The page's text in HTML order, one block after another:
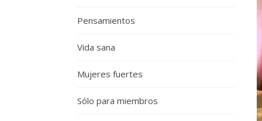
Pensamientos
Vida sana
Mujeres fuertes
Sólo para miembros